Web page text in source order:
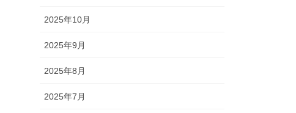
2025年10月
2025年9月
2025年8月
2025年7月